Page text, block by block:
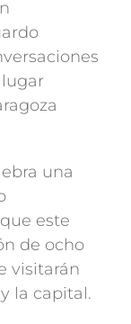
una
este
de ocho
visitarán
la capital.